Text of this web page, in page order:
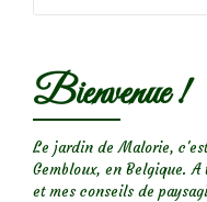
Bienvenue !
Le jardin de Malorie,
Gembloux, en Belgique.
et mes conseils de